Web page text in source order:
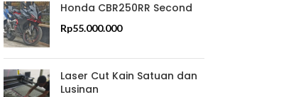
Honda CBR250RR Second
Rp55.000.000
Laser Cut Kain Satuan dan
Lusinan